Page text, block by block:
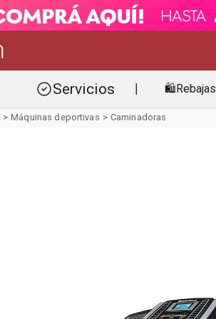
Servicios 🛍️Rebajas
Máquinas deportivas Caminadoras